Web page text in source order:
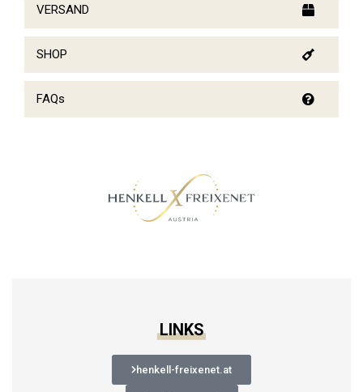
VERSAND
SHOP
FAQs
LINKS
henkell-freixenet.at